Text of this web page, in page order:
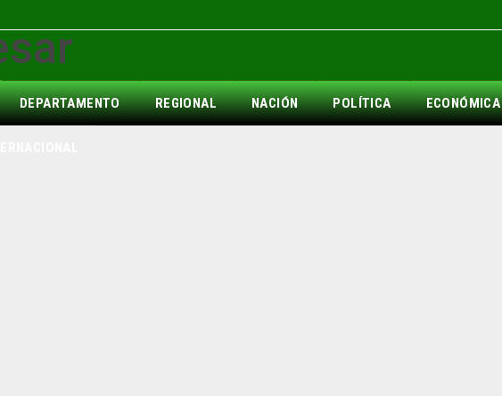
DEPARTAMENTO REGIONAL NACIÓN POLÍTICA ECONÓMICA